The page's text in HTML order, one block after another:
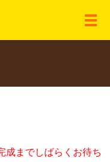
メ
成までしばらくお待ち